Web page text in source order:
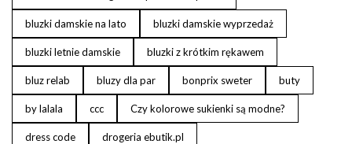
bluzki damskie na lato bluzki damskie wyprzedaż
bluzki letnie damskie bluzki z krótkim rękawem
bluz relab bluzy dla par bonprix sweter buty
by lalala ccc Czy kolorowe sukienki są modne?
dress code drogeria ebutik.pl